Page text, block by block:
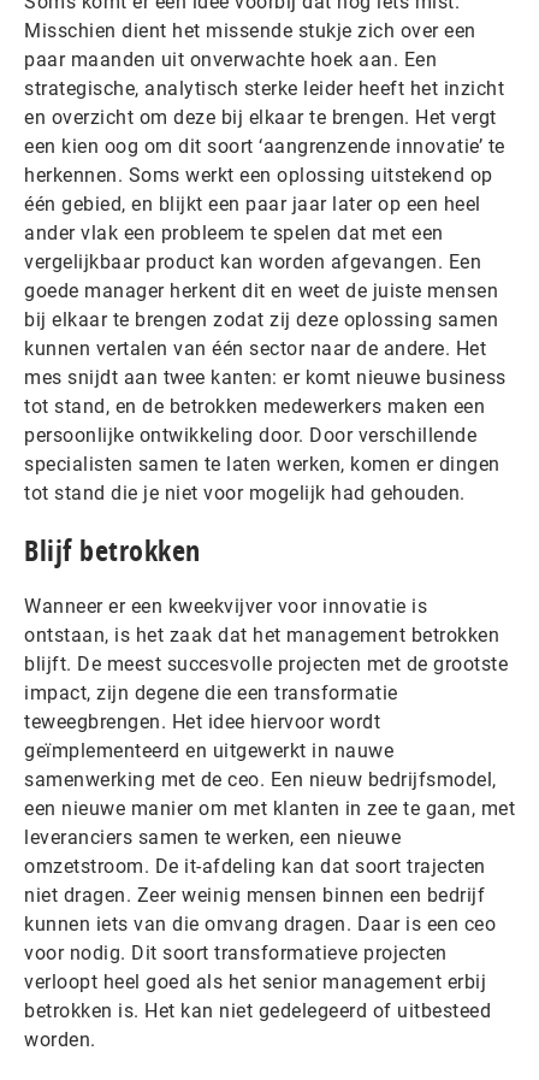
Misschien dient het missende stukje zich over een
paar maanden uit onverwachte hoek aan. Een
strategische, analytisch sterke leider heeft het inzicht
en overzicht om deze bij elkaar te brengen. Het vergt
een kien oog om dit soort ‘aangrenzende innovatie’ te
herkennen. Soms werkt een oplossing uitstekend op
één gebied, en blijkt een paar jaar later op een heel
ander vlak een probleem te spelen dat met een
vergelijkbaar product kan worden afgevangen. Een
goede manager herkent dit en weet de juiste mensen
bij elkaar te brengen zodat zij deze oplossing samen
kunnen vertalen van één sector naar de andere. Het
mes snijdt aan twee kanten: er komt nieuwe business
tot stand, en de betrokken medewerkers maken een
persoonlijke ontwikkeling door. Door verschillende
specialisten samen te laten werken, komen er dingen
tot stand die je niet voor mogelijk had gehouden.
Blijf betrokken
Wanneer er een kweekvijver voor innovatie is
ontstaan, is het zaak dat het management betrokken
blijft. De meest succesvolle projecten met de grootste
impact, zijn degene die een transformatie
teweegbrengen. Het idee hiervoor wordt
geïmplementeerd en uitgewerkt in nauwe
samenwerking met de ceo. Een nieuw bedrijfsmodel,
een nieuwe manier om met klanten in zee te gaan, met
leveranciers samen te werken, een nieuwe
omzetstroom. De it-afdeling kan dat soort trajecten
niet dragen. Zeer weinig mensen binnen een bedrijf
kunnen iets van die omvang dragen. Daar is een ceo
voor nodig. Dit soort transformatieve projecten
verloopt heel goed als het senior management erbij
betrokken is. Het kan niet gedelegeerd of uitbesteed
worden.